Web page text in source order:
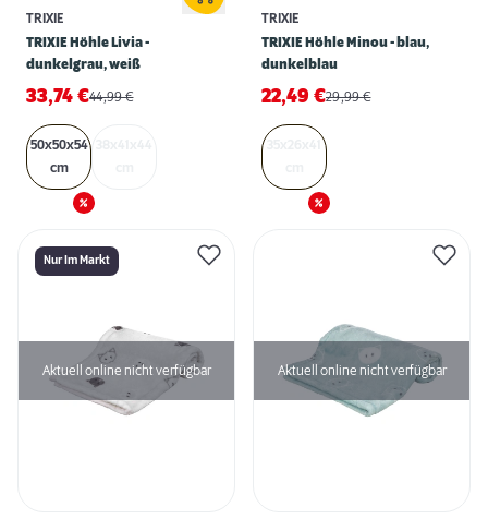
TRIXIE
TRIXIE Höhle Livia -
dunkelgrau, weiß
33,74 €44,99€
50x50x54
cm
TRIXIE
TRIXIE Höhle Minou - blau,
dunkelblau
22,49 €29,99€
Nur Im Markt
Aktuell online nicht verfügbar Aktuell online nicht verfügbar